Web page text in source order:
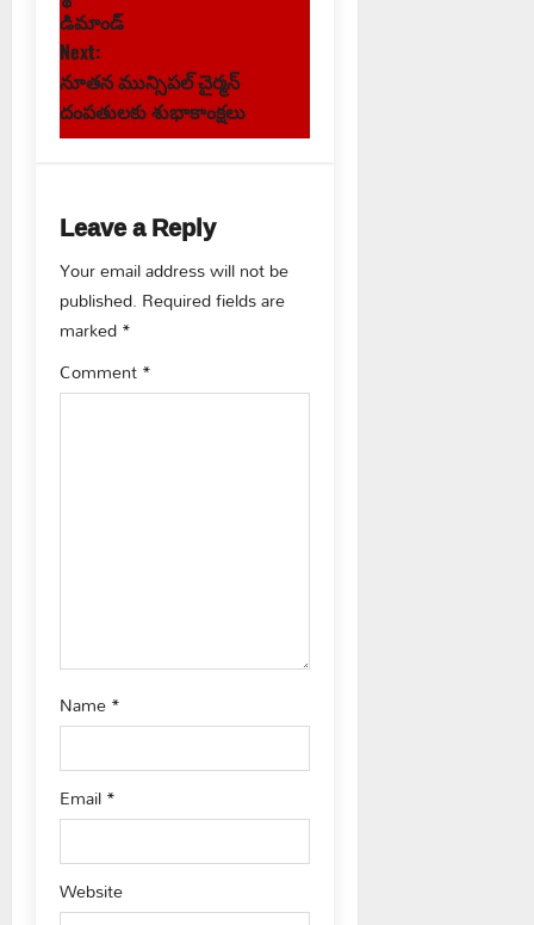
s
t
n
v
i
g
a
డిమాండ్
Next:
నూతన మున్సిపల్ చైర్మన్
దంపతులకు శుభాకాంక్షలు
Leave a Reply
Your email address will not be
published. Required fields are
marked*
Comment*
Name*
Email*
Website